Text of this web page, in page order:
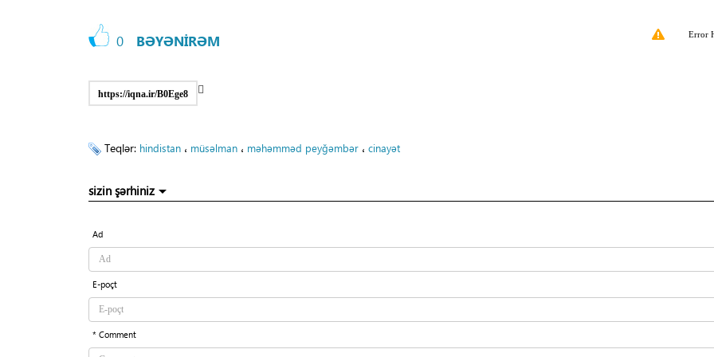
0 BƏYƏNİRƏM Error
https://iqna.ir/B0Ege8
Teqlər: hindistan ، müsəlman ، məhəmməd peyğəmbər ، cinayət
sizin şərhiniz
Ad
E-poçt
* Comment